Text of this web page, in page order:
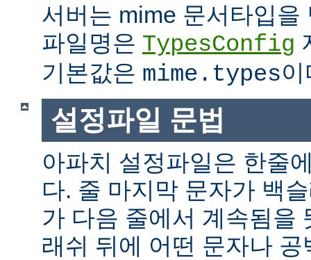
서버는 mime 문서타입을
파일명은 TypesConfig
기본값은 mime.types이
설정파일 문법
아파치 설정파일은 한줄
다. 줄 마지막 문자가 백
가 다음 줄에서 계속됨을
래쉬 뒤에 어떤 문자나